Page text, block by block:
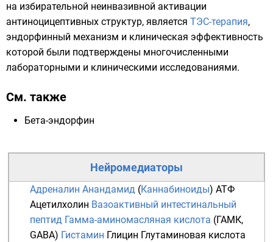
на избирательной неинвазивной активации
антиноцицептивных структур, является ТЭС-терапия,
эндорфинный механизм и клиническая эффективность
которой были подтверждены многочисленными
лабораторными и клиническими исследованиями.
См. также
Бета-эндорфин
Нейромедиаторы
Адреналин Анандамид (Каннабиноиды) АТФ
Ацетилхолин Вазоактивный интестинальный
пептид Гамма-аминомасляная кислота (ГАМК,
GABA) Гистамин Глицин Глутаминовая кислота